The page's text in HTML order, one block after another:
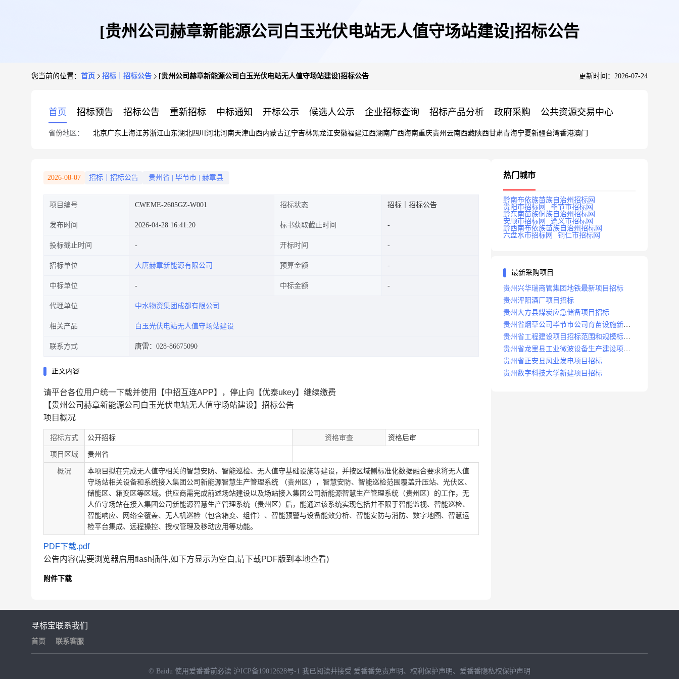
[贵州公司赫章新能源公司白玉光伏电站无人值守场站建设]招标公告
您当前的位置： 首页 招标｜招标公告 [贵州公司赫章新能源公司白玉光伏电站无人值守场站建设]招标公告 更新时间：2026-07-24
首页 招标预告 招标公告 重新招标 中标通知 开标公示 候选人公示 企业招标查询 招标产品分析 政府采购 公共资源交易中心
省份地区： 北京广东 上海江苏浙江山东湖北四川 河北河南天津山西内蒙古辽宁吉林黑龙江安徽福建江西湖南广西海南重庆贵州 云南西藏陕西甘肃青海宁夏新疆台湾香港澳门
2026-08-07 招标｜招标公告 贵州省 毕节市 赫章县
项目编号 CWEME-2605GZ-W001 招标状态 招标｜招标公告
发布时间 2026-04-28 16:41:20 标书获取截止时间
投标截止时间 开标时间
招标单位 大唐赫章新能源有限公司 预算金额
中标单位 中标金额
代理单位 中水物资集团成都有限公司
相关产品 白玉光伏电站无人值守场站建设
联系方式 唐雷：028-86675090
正文内容
请平台各位用户统一下载并使用【中招互连APP】，停止向【优泰ukey】继续缴费
【贵州公司赫章新能源公司白玉光伏电站无人值守场站建设】招标公告
项目概况
招标方式 公开招标 资格审查 资格后审
项目区域 贵州省
概况
本项目拟在完成无人值守相关的智慧安防、智能巡检、无人值守基础设施等建设，并按区域侧标准化数据融合要求将无人值
守场站相关设备和系统接入集团公司新能源智慧生产管理系统 （贵州区），智慧安防、智能巡检范围覆盖升压站、光伏区、
储能区、箱变区等区域。供应商需完成前述场站建设以及场站接入集团公司新能源智慧生产管理系统（贵州区）的工作，无
人值守场站在接入集团公司新能源智慧生产管理系统（贵州区）后，能通过该系统实现包括并不限于智能监视、智能巡检、
智能响应、网络全覆盖、无人机巡检（包含箱变、组件）、智能预警与设备能效分析、智能安防与消防、数字地图、智慧运
检平台集成、远程操控、授权管理及移动应用等功能。
PDF下载.pdf
公告内容(需要浏览器启用flash插件,如下方显示为空白,请下载PDF版到本地查看)
附件下载
热门城市
黔南布依族苗族自治州招标网
贵阳市招标网
毕节市招标网
黔东南苗族侗族自治州招标网
安顺市招标网
遵义市招标网
黔西南布依族苗族自治州招标网
六盘水市招标网
铜仁市招标网
最新采购项目
贵州兴华瑞商管集团地铁最新项目招标
贵州泙阳酒厂项目招标
贵州大方县煤炭应急储备项目招标
贵州省烟草公司毕节市公司育苗设施新建
及修复项目招标公告
贵州省工程建设项目招标范围和规模标准
规定
贵州省龙里县工业微波设备生产建设项目
招标
贵州省正安县风业发电项目招标
贵州数字科技大学新建项目招标
寻标宝
首页
联系我们
联系客服
© Baidu 使用爱番番前必读 沪ICP备19012628号-1 我已阅读并接受 爱番番免责声明 、 权利保护声明 、 爱番番隐私权保护声明